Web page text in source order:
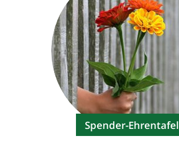
Spender-Ehrentafel